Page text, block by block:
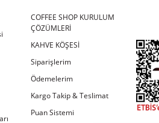
için gerçekten harika bir harman..
04/2023
tiryakisi olduk!
alışveriş yapmadan önce amazon
başladık eşim ile neredeyse.Kesinlikle
COFFEE SHOP KURULUM
ÇÖZÜMLERİ
KAHVE KÖŞESİ
Siparişlerim
Ödemelerim
Kargo Takip & Teslimat
Puan Sistemi